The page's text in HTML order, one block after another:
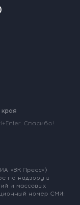
Спасибо!
«ВК Пресс»)
по надзору в
и массовых
номер СМИ: